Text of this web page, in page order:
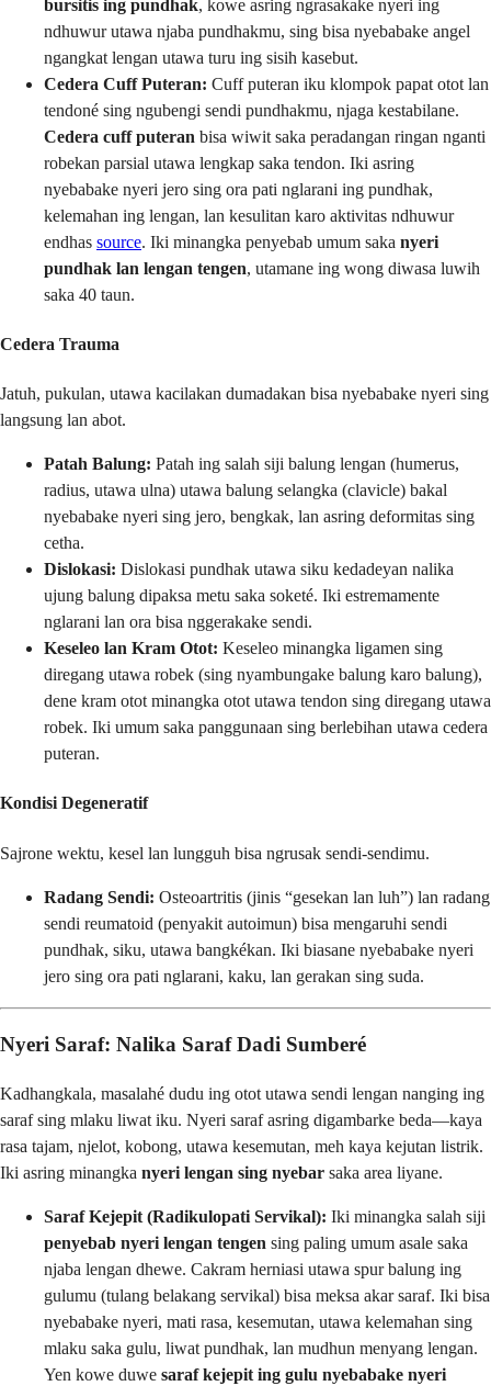
bursitis ing pundhak, kowe asring ngrasakake nyeri ing
ndhuwur utawa njaba pundhakmu, sing bisa nyebabake angel
ngangkat lengan utawa turu ing sisih kasebut.
Cedera Cuff Puteran: Cuff puteran iku klompok papat otot lan
tendoné sing ngubengi sendi pundhakmu, njaga kestabilane.
Cedera cuff puteran bisa wiwit saka peradangan ringan nganti
robekan parsial utawa lengkap saka tendon. Iki asring
nyebabake nyeri jero sing ora pati nglarani ing pundhak,
kelemahan ing lengan, lan kesulitan karo aktivitas ndhuwur
endhas source. Iki minangka penyebab umum saka nyeri
pundhak lan lengan tengen, utamane ing wong diwasa luwih
saka 40 taun.
Cedera Trauma
Jatuh, pukulan, utawa kacilakan dumadakan bisa nyebabake nyeri sing
langsung lan abot.
Patah Balung: Patah ing salah siji balung lengan (humerus,
radius, utawa ulna) utawa balung selangka (clavicle) bakal
nyebabake nyeri sing jero, bengkak, lan asring deformitas sing
cetha.
Dislokasi: Dislokasi pundhak utawa siku kedadeyan nalika
ujung balung dipaksa metu saka soketé. Iki estremamente
nglarani lan ora bisa nggerakake sendi.
Keseleo lan Kram Otot: Keseleo minangka ligamen sing
diregang utawa robek (sing nyambungake balung karo balung),
dene kram otot minangka otot utawa tendon sing diregang utawa
robek. Iki umum saka panggunaan sing berlebihan utawa cedera
puteran.
Kondisi Degeneratif
Sajrone wektu, kesel lan lungguh bisa ngrusak sendi-sendimu.
Radang Sendi: Osteoartritis (jinis “gesekan lan luh”) lan radang
sendi reumatoid (penyakit autoimun) bisa mengaruhi sendi
pundhak, siku, utawa bangkékan. Iki biasane nyebabake nyeri
jero sing ora pati nglarani, kaku, lan gerakan sing suda.
Nyeri Saraf: Nalika Saraf Dadi Sumberé
Kadhangkala, masalahé dudu ing otot utawa sendi lengan nanging ing
saraf sing mlaku liwat iku. Nyeri saraf asring digambarke beda—kaya
rasa tajam, njelot, kobong, utawa kesemutan, meh kaya kejutan listrik.
Iki asring minangka nyeri lengan sing nyebar saka area liyane.
Saraf Kejepit (Radikulopati Servikal): Iki minangka salah siji
penyebab nyeri lengan tengen sing paling umum asale saka
njaba lengan dhewe. Cakram herniasi utawa spur balung ing
gulumu (tulang belakang servikal) bisa meksa akar saraf. Iki bisa
nyebabake nyeri, mati rasa, kesemutan, utawa kelemahan sing
mlaku saka gulu, liwat pundhak, lan mudhun menyang lengan.
Yen kowe duwe saraf kejepit ing gulu nyebabake nyeri